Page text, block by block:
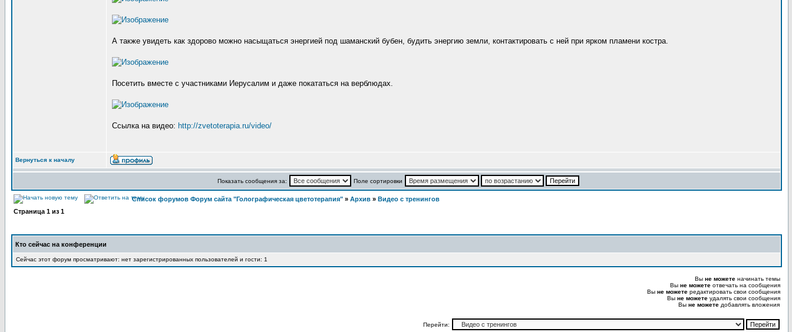
А также увидеть как здорово можно насыщаться энергией под шаманский бубен, будить энергию земли, контактировать с ней при ярком пламени костра.
Посетить вместе с участниками Иерусалим и даже покататься на верблюдах.
Ссылка на видео: http://zvetoterapia.ru/video/
Вернуться к началу
Показать сообщения за: Поле сортировки
Список форумов Форум сайта "Голографическая цветотерапия" » Архив » Видео с тренингов
Страница 1 из 1
Кто сейчас на конференции
Сейчас этот форум просматривают: нет зарегистрированных пользователей и гости: 1
Вы не можете начинать темы
Вы не можете отвечать на сообщения
Вы не можете редактировать свои сообщения
Вы не можете удалять свои сообщения
Вы не можете добавлять вложения
Перейти: